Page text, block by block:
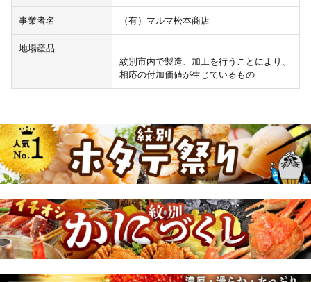
事業者名 （有）マルマ松本商店
地場産品
紋別市内で製造、加工を行うことにより、
相応の付加価値が生じているもの